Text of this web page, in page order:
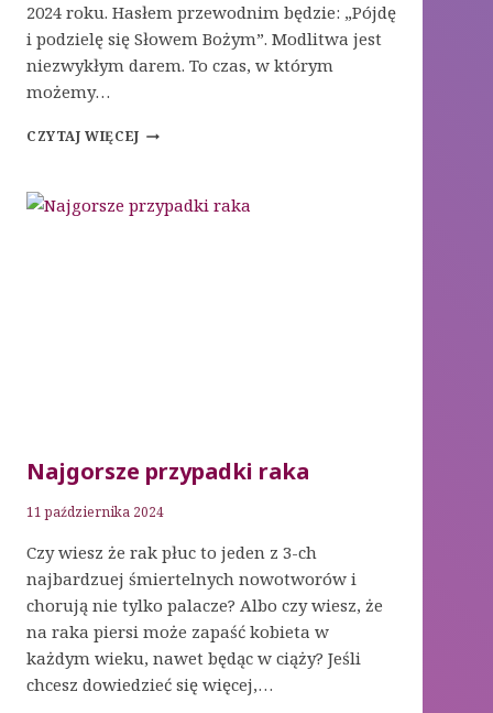
2024 roku. Hasłem przewodnim będzie: „Pójdę
i podzielę się Słowem Bożym”. Modlitwa jest
niezwykłym darem. To czas, w którym
możemy…
CZYTAJ WIĘCEJTYDZIEŃ
Najgorsze przypadki raka
11 października 2024
Czy wiesz że rak płuc to jeden z 3-ch
najbardzuej śmiertelnych nowotworów i
chorują nie tylko palacze? Albo czy wiesz, że
na raka piersi może zapaść kobieta w
każdym wieku, nawet będąc w ciąży? Jeśli
chcesz dowiedzieć się więcej,…